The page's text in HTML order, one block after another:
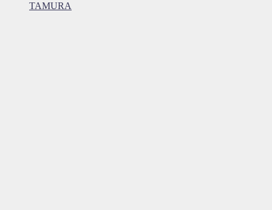
TAMURA